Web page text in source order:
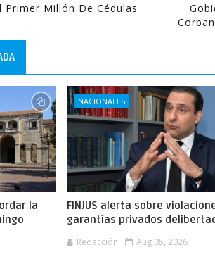
Primer Millón De Cédulas
la
NACIONALES
FINJUS alerta sobre
garantías privados
Redacción Aug 05, 2026